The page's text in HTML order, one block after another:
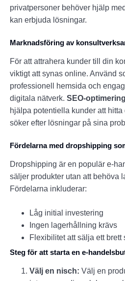
privatpersoner behöver hjälp
kan erbjuda lösningar.
Marknadsföring av
För att attrahera kunder till din
viktigt att synas online. Använd
professionell hemsida och
digitala nätverk. SEO-optimering
hjälpa potentiella kunder att
söker efter lösningar på sina
Fördelarna med dropshipping
Dropshipping är en populär e-
säljer produkter utan att behöva
Fördelarna inkluderar:
Låg initial investering
Ingen lagerhållning krävs
Flexibilitet att sälja ett brett
Steg för att starta en e-
Välj en nisch: Välj en